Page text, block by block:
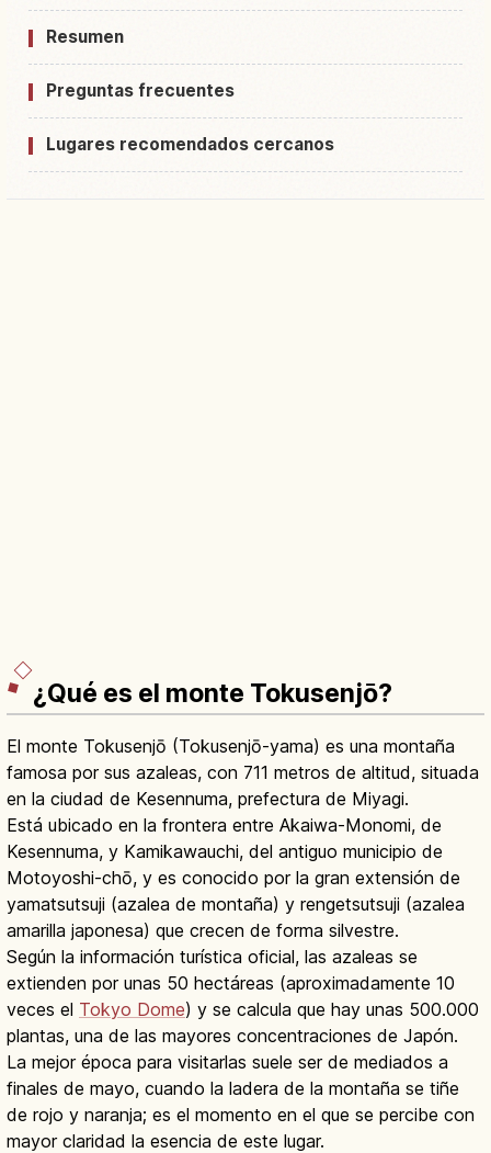
Resumen
Preguntas frecuentes
Lugares recomendados cercanos
¿Qué es el monte Tokusenjō?
El monte Tokusenjō (Tokusenjō-yama) es una montaña
famosa por sus azaleas, con 711 metros de altitud, situada
en la ciudad de Kesennuma, prefectura de Miyagi.
Está ubicado en la frontera entre Akaiwa-Monomi, de
Kesennuma, y Kamikawauchi, del antiguo municipio de
Motoyoshi-chō, y es conocido por la gran extensión de
yamatsutsuji (azalea de montaña) y rengetsutsuji (azalea
amarilla japonesa) que crecen de forma silvestre.
Según la información turística oficial, las azaleas se
extienden por unas 50 hectáreas (aproximadamente 10
veces el Tokyo Dome) y se calcula que hay unas 500.000
plantas, una de las mayores concentraciones de Japón.
La mejor época para visitarlas suele ser de mediados a
finales de mayo, cuando la ladera de la montaña se tiñe
de rojo y naranja; es el momento en el que se percibe con
mayor claridad la esencia de este lugar.